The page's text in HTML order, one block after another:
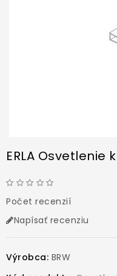
ERLA Osvetlenie
Počet recenzií
Napísať recenziu
Výrobca: BRW